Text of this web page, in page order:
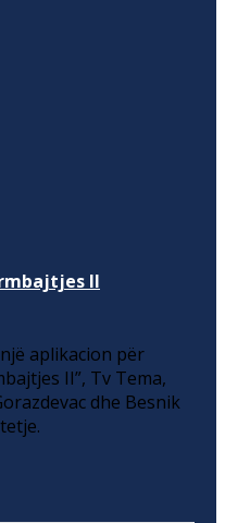
II
aplikacion për
II”, Tv Tema,
dhe Besnik